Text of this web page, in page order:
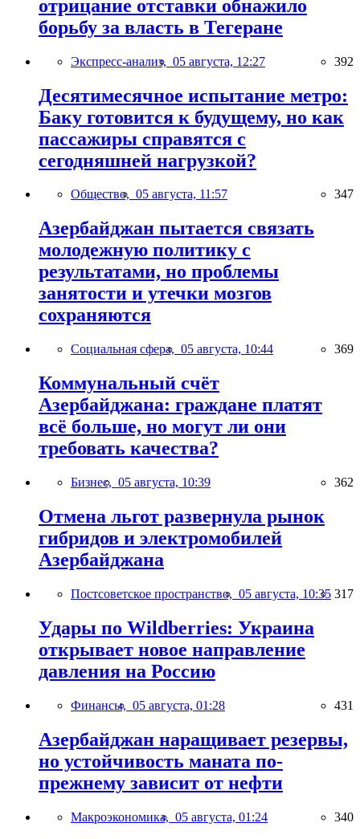
отрицание отставки обнажило
борьбу за власть в Тегеране
Экспресс-анализ, 05 августа, 12:27 392
Десятимесячное испытание метро:
Баку готовится к будущему, но как
пассажиры справятся с
сегодняшней нагрузкой?
Общество, 05 августа, 11:57 347
Азербайджан пытается связать
молодежную политику с
результатами, но проблемы
занятости и утечки мозгов
сохраняются
Социальная сфера, 05 августа, 10:44 369
Коммунальный счёт
Азербайджана: граждане платят
всё больше, но могут ли они
требовать качества?
Бизнес, 05 августа, 10:39 362
Отмена льгот развернула рынок
гибридов и электромобилей
Азербайджана
Постсоветское пространство, 05 августа, 10:35 317
Удары по Wildberries: Украина
открывает новое направление
давления на Россию
Финансы, 05 августа, 01:28 431
Азербайджан наращивает резервы,
но устойчивость маната по-
прежнему зависит от нефти
Макроэкономика, 05 августа, 01:24 340